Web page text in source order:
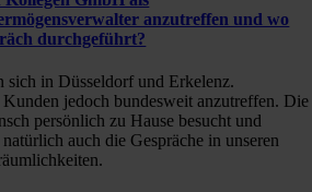
anzutreffen und wo
durchgeführt?
sich in Düsseldorf und Erkelenz.
jedoch bundesweit anzutreffen. Die
persönlich zu Hause besucht und
auch die Gespräche in unseren